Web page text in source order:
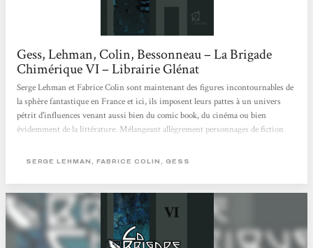
Gess, Lehman, Colin, Bessonneau – La Brigade
Chimérique VI – Librairie Glénat
Serge Lehman et Fabrice Colin sont maintenant des figures incontournables de
la sphère fantastique en France et ici, ils imposent leurs pattes à un univers
pétrit d'influences venant aussi bien du comic book, du cinéma ou bien
évidemment de la littérature. Mélangeant allègrement personnages de fiction
présente comme une superbe fresque mais dont l'histoire ne se laisse pas
librairies dans un flash lumineux. À cheval des deux côtés...
SERGE LEHMAN, FABRICE COLIN, GESS